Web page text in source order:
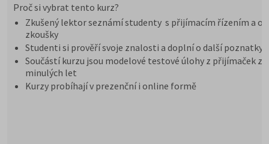
Proč si vybrat tento kurz?
Zkušený lektor seznámí studenty s přijímacím řízením a
zkoušky
Studenti si prověří svoje znalosti a doplní o další poznatky
Součástí kurzu jsou modelové testové úlohy z přijímaček z
minulých let
Kurzy probíhají v prezenční i online formě